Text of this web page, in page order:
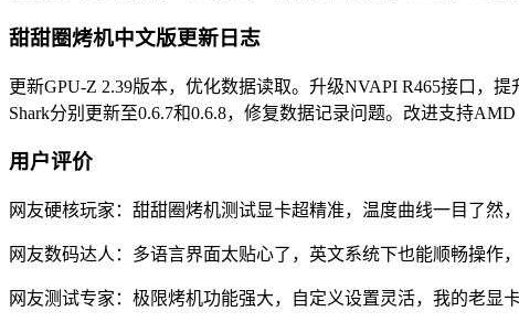
甜甜圈烤机中文版更新日志
更新GPU-Z 2.39版本，优化数据读取。升级NVAPI R465接口，
Shark分别更新至0.6.7和0.6.8，修复数据记录问题。改进支持
用户评价
网友硬核玩家：甜甜圈烤机测试显卡超精准，温度曲线一目了然
网友数码达人：多语言界面太贴心了，英文系统下也能顺畅操作
网友测试专家：极限烤机功能强大，自定义设置灵活，我的老显